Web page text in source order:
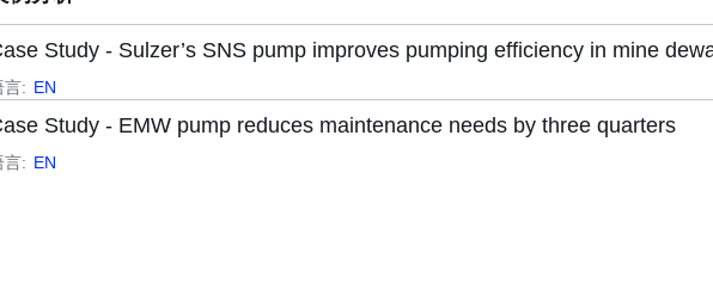
Study - Sulzer’s SNS pump improves pumping efficiency in mine
言: EN
Study - EMW pump reduces maintenance needs by three quarters
言: EN